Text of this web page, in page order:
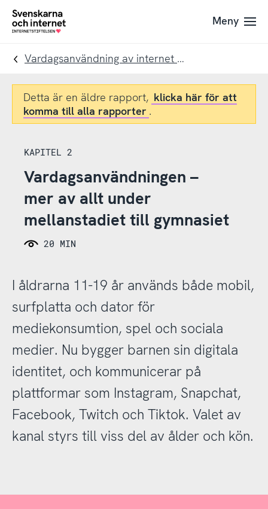
Till
navigation
Till
innehåll
To
Meny
Vardagsanvändning av internet 11-19 år
Detta är en äldre rapport, klicka här för att
komma till alla rapporter .
KAPITEL 2
Vardagsanvändningen –
mer av allt under
mellanstadiet till gymnasiet
20 MIN
I åldrarna 11-19 år används både mobil,
surfplatta och dator för
mediekonsumtion, spel och sociala
medier. Nu bygger barnen sin digitala
identitet, och kommunicerar på
plattformar som Instagram, Snapchat,
Facebook, Twitch och Tiktok. Valet av
kanal styrs till viss del av ålder och kön.